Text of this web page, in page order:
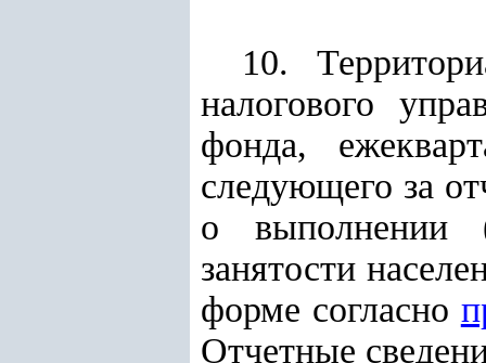
10.
налогового
фонда,
следующего за
о выполнении
занятости
форме согласно
Отчетные